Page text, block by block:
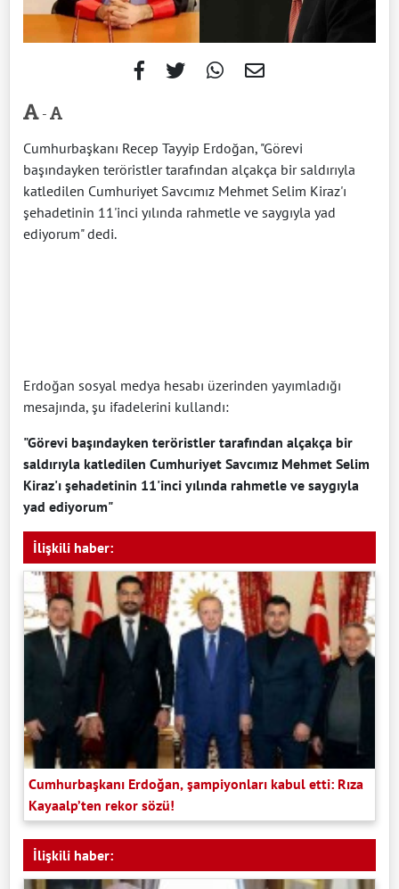
-
Cumhurbaşkanı Recep Tayyip Erdoğan, "Görevi
başındayken teröristler tarafından alçakça bir saldırıyla
katledilen Cumhuriyet Savcımız Mehmet Selim Kiraz'ı
şehadetinin 11'inci yılında rahmetle ve saygıyla yad
ediyorum" dedi.
Erdoğan sosyal medya hesabı üzerinden yayımladığı
mesajında, şu ifadelerini kullandı:
"Görevi başındayken teröristler tarafından alçakça bir
saldırıyla katledilen Cumhuriyet Savcımız Mehmet Selim
Kiraz'ı şehadetinin 11'inci yılında rahmetle ve saygıyla
yad ediyorum"
İlişkili haber:
Cumhurbaşkanı Erdoğan, şampiyonları kabul etti: Rıza
Kayaalp’ten rekor sözü!
İlişkili haber: